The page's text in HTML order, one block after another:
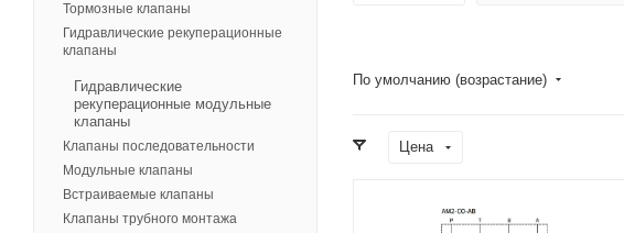
По умолчанию (возрастание)
Цена
Тормозные клапаны
Гидравлические рекуперационные
клапаны
Гидравлические
рекуперационные модульные
клапаны
Клапаны последовательности
Модульные клапаны
Встраиваемые клапаны
Клапаны трубного монтажа